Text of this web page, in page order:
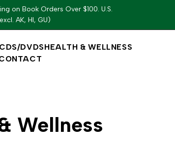
on Book Orders Over $100. U.S.
AK, HI, GU)
CDS/DVDSHEALTH & WELLNESS
Wellness